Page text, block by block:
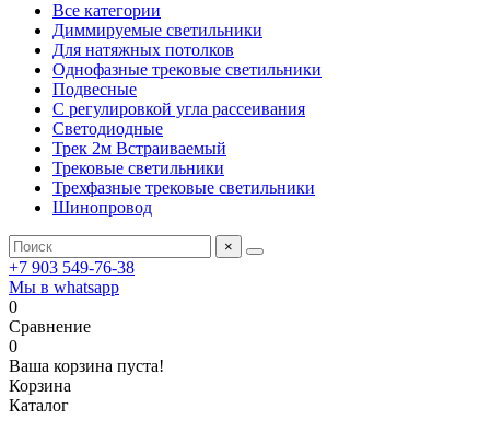
Все категории
Диммируемые светильники
Для натяжных потолков
Однофазные трековые светильники
Подвесные
С регулировкой угла рассеивания
Светодиодные
Трек 2м Встраиваемый
Трековые светильники
Трехфазные трековые светильники
Шинопровод
×
+7 903 549-76-38
Мы в whatsapp
0
Сравнение
0
Ваша корзина пуста!
Корзина
Каталог